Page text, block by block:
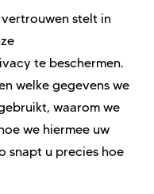
stelt in
te beschermen.
welke gegevens we
waarom we
we hiermee uw
snapt u precies hoe